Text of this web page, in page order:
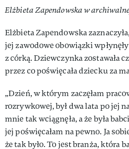
Elżbieta Zapendowska w
Elżbieta Zapendowska
jej zawodowe obowiązki
z córką. Dziewczynka zostawała
przez co poświęcała dziecku za
„Dzień, w którym zaczęłam
rozrywkowej, był dwa lata po jej
mnie tak wciągnęła, a że była
jej poświęcałam na pewno. Ja
że tak było. To jest branża, która